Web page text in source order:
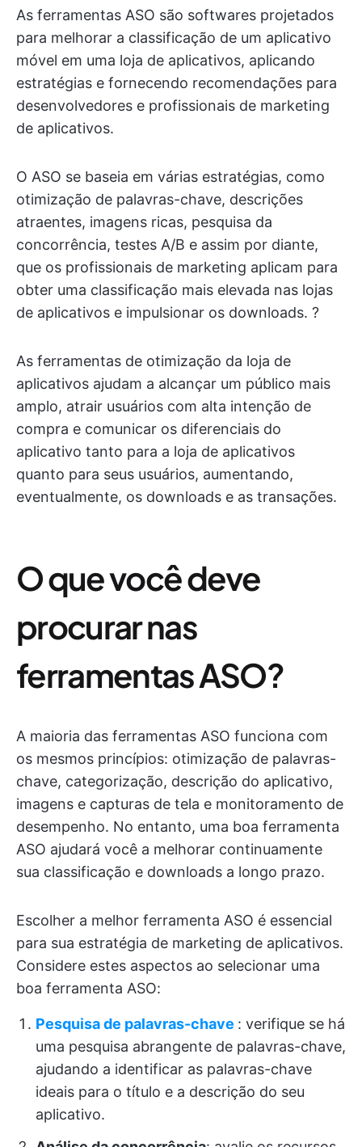
As ferramentas ASO são softwares projetados
para melhorar a classificação de um aplicativo
móvel em uma loja de aplicativos, aplicando
estratégias e fornecendo recomendações para
desenvolvedores e profissionais de marketing
de aplicativos.
O ASO se baseia em várias estratégias, como
otimização de palavras-chave, descrições
atraentes, imagens ricas, pesquisa da
concorrência, testes A/B e assim por diante,
que os profissionais de marketing aplicam para
obter uma classificação mais elevada nas lojas
de aplicativos e impulsionar os downloads. ?
As ferramentas de otimização da loja de
aplicativos ajudam a alcançar um público mais
amplo, atrair usuários com alta intenção de
compra e comunicar os diferenciais do
aplicativo tanto para a loja de aplicativos
quanto para seus usuários, aumentando,
eventualmente, os downloads e as transações.
O que você deve
procurar nas
ferramentas ASO?
A maioria das ferramentas ASO funciona com
os mesmos princípios: otimização de palavras-
chave, categorização, descrição do aplicativo,
imagens e capturas de tela e monitoramento de
desempenho. No entanto, uma boa ferramenta
ASO ajudará você a melhorar continuamente
sua classificação e downloads a longo prazo.
Escolher a melhor ferramenta ASO é essencial
para sua estratégia de marketing de aplicativos.
Considere estes aspectos ao selecionar uma
boa ferramenta ASO:
Pesquisa de palavras-chave : verifique se há
uma pesquisa abrangente de palavras-chave,
ajudando a identificar as palavras-chave
ideais para o título e a descrição do seu
aplicativo.